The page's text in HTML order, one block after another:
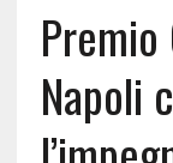
Napoli